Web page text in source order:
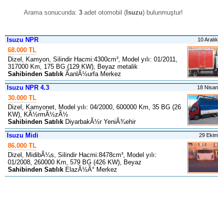
Arama sonucunda: 3adet otomobil (Isuzu) bulunmuştur!
Isuzu NPR 10
68.000 TL
Dizel, Kamyon, Silindir Hacmi:4300cm³, Model yılı: 01/2011,
317000 Km, 175 BG (129 KW), Beyaz metalik
Sahibinden Satılık ÃanlÃ½urfa Merkez
Isuzu NPR 4.3
18
30.000 TL
Dizel, Kamyonet, Model yılı: 04/2000, 600000 Km, 35 BG (26
KW), KÃ½rmÃ½zÃ½
Sahibinden Satılık DiyarbakÃ½r YeniÃ¾ehir
Isuzu Midi
29
86.000 TL
Dizel, MidibÃ¼s, Silindir Hacmi:8478cm³, Model yılı:
01/2008, 260000 Km, 579 BG (426 KW), Beyaz
Sahibinden Satılık ElazÃ½Ã° Merkez